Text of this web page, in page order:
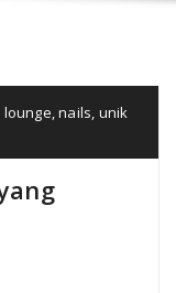
lounge ,nails unik